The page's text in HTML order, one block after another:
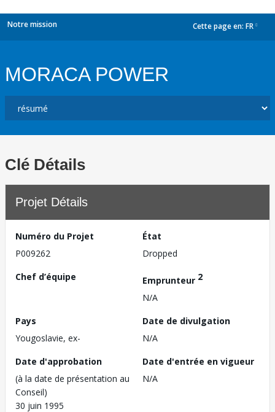
Notre mission Cette page en: FR
MORACA POWER
Clé Détails
Projet Détails
Numéro du Projet
P009262
État
Dropped
Chef d’équipe
Emprunteur 2
N/A
Pays
Yougoslavie, ex-
Date de divulgation
N/A
Date d'approbation
(à la date de présentation au
Conseil)
30 juin 1995
Date d'entrée en vigueur
N/A